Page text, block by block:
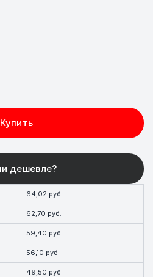
Купить
64,02 руб.
62,70 руб.
59,40 руб.
56,10 руб.
49,50 руб.